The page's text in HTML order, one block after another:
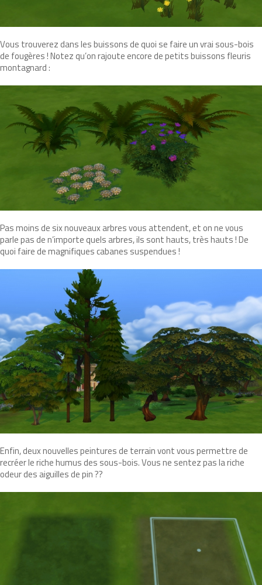
Vous trouverez dans les buissons de quoi se faire un vrai sous-bois
de fougères ! Notez qu’on rajoute encore de petits buissons fleuris
montagnard :
Pas moins de six nouveaux arbres vous attendent, et on ne vous
parle pas de n’importe quels arbres, ils sont hauts, très hauts ! De
quoi faire de magnifiques cabanes suspendues !
Enfin, deux nouvelles peintures de terrain vont vous permettre de
recréer le riche humus des sous-bois. Vous ne sentez pas la riche
odeur des aiguilles de pin ??